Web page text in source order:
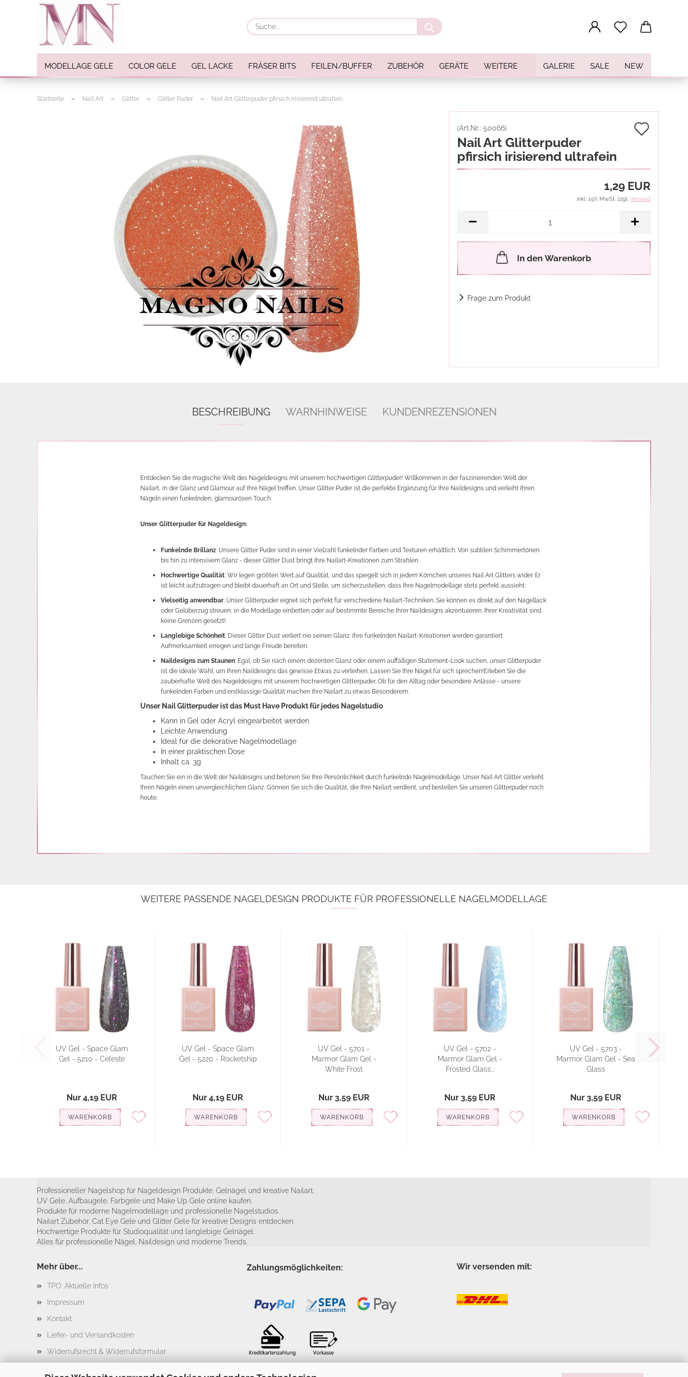
Suche...
MODELLAGE GELE COLOR GELE GEL LACKE FRÄSER BITS FEILEN/BUFFER ZUBEHÖR GERÄTE GALERIE SALE NEW
WEITERE
Nail Sticker
Nail Art Folien
Nail Stamping
Glitter
INK Colors
Nail Art Sets
Airbrush
3D Nail Formen
Feine Acrylfarbe / Aquarell
Nail Piercing
Startseite » Nail Art » Glitter » Glitter Puder » Nail Art Glitterpuder pfirsich irisierend ultrafein
(Art.Nr.: 50066)
Nail Art Glitterpuder
pfirsich irisierend ultrafein
1,29 EUR
inkl. 19% MwSt. zzgl. Versand
In den Warenkorb
Frage zum Produkt
BESCHREIBUNG WARNHINWEISE KUNDENREZENSIONEN
Entdecken Sie die magische Welt des Nageldesigns mit unserem hochwertigen Glitterpuder! Willkommen in der faszinierenden Welt der
Nailart, in der Glanz und Glamour auf Ihre Nägel treffen. Unser Glitter Puder ist die perfekte Ergänzung für Ihre Naildesigns und verleiht Ihren
Nägeln einen funkelnden, glamourösen Touch.
Unser Glitterpuder für Nageldesign:
Funkelnde Brillanz: Unsere Glitter Puder sind in einer Vielzahl funkelnder Farben und Texturen erhältlich. Von subtilen Schimmertönen
bis hin zu intensivem Glanz - dieser Glitter Dust bringt Ihre Nailart-Kreationen zum Strahlen.
Hochwertige Qualität: Wir legen größten Wert auf Qualität, und das spiegelt sich in jedem Körnchen unseres Nail Art Glitters wider. Er
ist leicht aufzutragen und bleibt dauerhaft an Ort und Stelle, um sicherzustellen, dass Ihre Nagelmodellage stets perfekt aussieht.
Vielseitig anwendbar: Unser Glitterpuder eignet sich perfekt für verschiedene Nailart-Techniken. Sie können es direkt auf den Nagellack
oder Gelüberzug streuen, in die Modellage einbetten oder auf bestimmte Bereiche Ihrer Naildesigns akzentuieren. Ihrer Kreativität sind
keine Grenzen gesetzt!
Langlebige Schönheit: Dieser Glitter Dust verliert nie seinen Glanz. Ihre funkelnden Nailart-Kreationen werden garantiert
Aufmerksamkeit erregen und lange Freude bereiten.
Naildesigns zum Staunen: Egal, ob Sie nach einem dezenten Glanz oder einem auffälligen Statement-Look suchen, unser Glitterpuder
ist die ideale Wahl, um Ihren Naildesigns das gewisse Etwas zu verleihen. Lassen Sie Ihre Nägel für sich sprechen! Erleben Sie die
zauberhafte Welt des Nageldesigns mit unserem hochwertigen Glitterpuder. Ob für den Alltag oder besondere Anlässe - unsere
funkelnden Farben und erstklassige Qualität machen Ihre Nailart zu etwas Besonderem.
Unser Nail Glitterpuder ist das Must Have Produkt für jedes Nagelstudio
Kann in Gel oder Acryl eingearbeitet werden
Leichte Anwendung
Ideal für die dekorative Nagelmodellage
In einer praktischen Dose
Inhalt ca. 3g
Tauchen Sie ein in die Welt der Naildesigns und betonen Sie Ihre Persönlichkeit durch funkelnde Nagelmodellage. Unser Nail Art Glitter verleiht
Ihren Nägeln einen unvergleichlichen Glanz. Gönnen Sie sich die Qualität, die Ihre Nailart verdient, und bestellen Sie unseren Glitterpuder noch
heute.
WEITERE PASSENDE NAGELDESIGN PRODUKTE FÜR PROFESSIONELLE NAGELMODELLAGE
UV Gel - Space Glam
Gel - 5210 - Celeste
Nur 4,19 EUR
WARENKORB
UV Gel - Space Glam
Gel - 5220 - Rocketship
Nur 4,19 EUR
WARENKORB
UV Gel - 5701 -
Marmor Glam Gel -
White Frost
Nur 3,59 EUR
WARENKORB
UV Gel - 5702 -
Marmor Glam Gel -
Frosted Glass...
Nur 3,59 EUR
WARENKORB
UV Gel - 5703 -
Marmor Glam Gel - Sea
Glass
Nur 3,59 EUR
WARENKORB
Professioneller Nagelshop für Nageldesign Produkte, Gelnägel und kreative Nailart.
UV Gele, Aufbaugele, Farbgele und Make Up Gele online kaufen.
Produkte für moderne Nagelmodellage und professionelle Nagelstudios.
Nailart Zubehör, Cat Eye Gele und Glitter Gele für kreative Designs entdecken.
Hochwertige Produkte für Studioqualität und langlebige Gelnägel.
Alles für professionelle Nägel, Naildesign und moderne Trends.
Mehr über...
TPO: Aktuelle Infos
Impressum
Kontakt
Liefer- und Versandkosten
Widerrufsrecht & Widerrufsformular
Zahlungsmöglichkeiten: Wir versenden mit: